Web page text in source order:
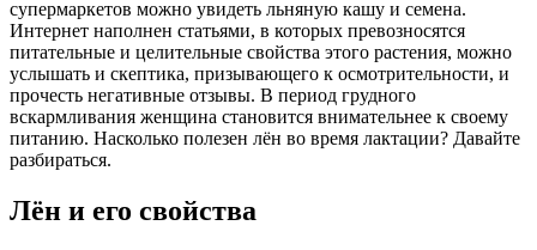
супермаркетов можно увидеть льняную кашу и семена.
Интернет наполнен статьями, в которых превозносятся
питательные и целительные свойства этого растения, можно
услышать и скептика, призывающего к осмотрительности, и
прочесть негативные отзывы. В период грудного
вскармливания женщина становится внимательнее к своему
питанию. Насколько полезен лён во время лактации? Давайте
разбираться.
Лён и его свойства